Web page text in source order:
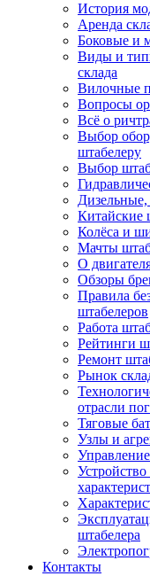
История
Аренда
Боковые и
Виды и
склада
Вилочные
Вопросы
Всё о
Выбор
штабелеру
Выбор
Дизельные,
Китайские
Колёса и
Мачты
О
Обзоры
Правила
штабелеров
Работа
Рейтинги
Ремонт
Рынок
отрасли
Тяговые
Узлы и
штабелера
Контакты